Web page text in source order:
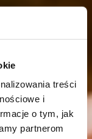
treści
i
o tym, jak
partnerom